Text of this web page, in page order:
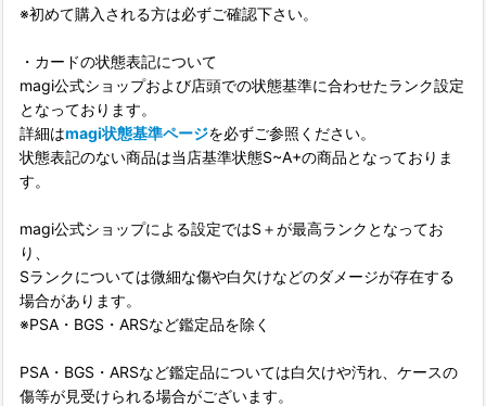
※初めて購入される方は必ずご確認下さい。
・カードの状態表記について
magi公式ショップおよび店頭での状態基準に合わせたランク設定
となっております。
詳細はmagi状態基準ページを必ずご参照ください。
状態表記のない商品は当店基準状態S~A+の商品となっておりま
す。
magi公式ショップによる設定ではS＋が最高ランクとなってお
り、
Sランクについては微細な傷や白欠けなどのダメージが存在する
場合があります。
※PSA・BGS・ARSなど鑑定品を除く
PSA・BGS・ARSなど鑑定品については白欠けや汚れ、ケースの
傷等が見受けられる場合がございます。